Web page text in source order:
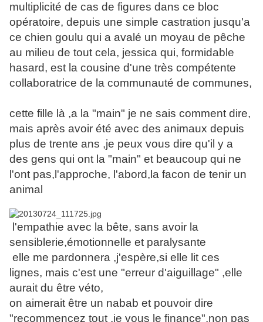
multiplicité de cas de figures dans ce bloc
opératoire, depuis une simple castration jusqu'a
ce chien goulu qui a avalé un moyau de pêche
au milieu de tout cela, jessica qui, formidable
hasard, est la cousine d'une très compétente
collaboratrice de la communauté de communes,
cette fille là ,a la "main" je ne sais comment dire,
mais après avoir été avec des animaux depuis
plus de trente ans ,je peux vous dire qu'il y a
des gens qui ont la "main" et beaucoup qui ne
l'ont pas,l'approche, l'abord,la facon de tenir un
animal
l'empathie avec la bête, sans avoir la
sensiblerie,émotionnelle et paralysante
elle me pardonnera ,j'espère,si elle lit ces
lignes, mais c'est une "erreur d'aiguillage" ,elle
aurait du être véto,
on aimerait être un nabab et pouvoir dire
"recommencez tout ,je vous le finance",non pas